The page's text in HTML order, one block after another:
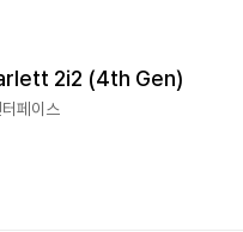
2i2 (4th Gen)
페이스